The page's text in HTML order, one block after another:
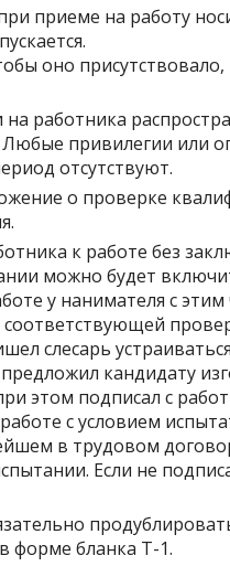
приеме на работу
оно
работника
привилегии или
отсутствуют.
о проверке
к работе без
можно будет
у нанимателя с
слесарь
кандидату
этом подписал с
с условием
в трудовом
Если не
форме бланка Т-1.